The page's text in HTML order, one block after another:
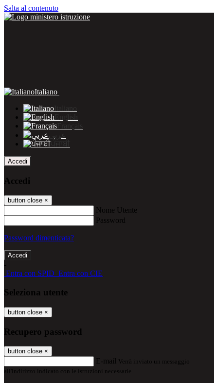
Salta al contenuto
Italiano
Italiano
English
Français
عربى
ਪੰਜਾਬੀ
Accedi
Accedi
button close ×
Nome Utente
Password
Password dimenticata?
-
Entra con SPID Entra con CIE
Seleziona utente
button close ×
Recupero password
button close ×
E-mail Verrà inviato un messaggio
all'indirizzo indicato con le istruzioni necessarie.